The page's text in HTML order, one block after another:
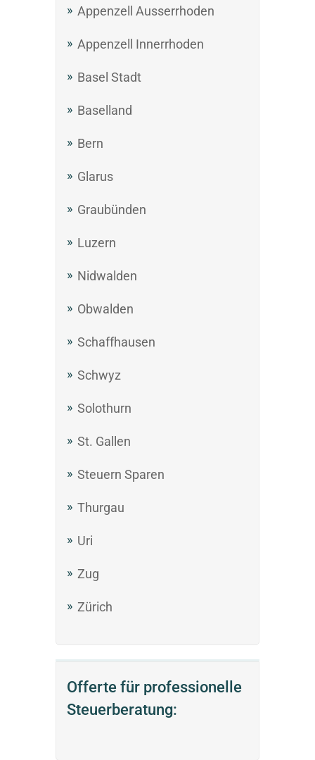
Appenzell Ausserrhoden
Appenzell Innerrhoden
Basel Stadt
Baselland
Bern
Glarus
Graubünden
Luzern
Nidwalden
Obwalden
Schaffhausen
Schwyz
Solothurn
St. Gallen
Steuern Sparen
Thurgau
Uri
Zug
Zürich
Offerte für professionelle
Steuerberatung: